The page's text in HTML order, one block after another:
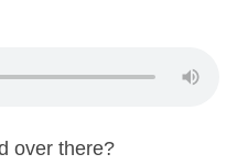
over there?